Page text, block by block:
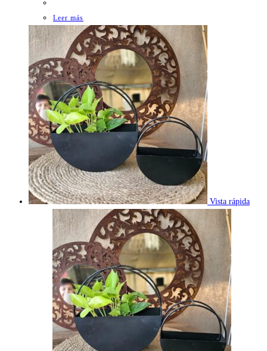
Leer más
Vista rápida